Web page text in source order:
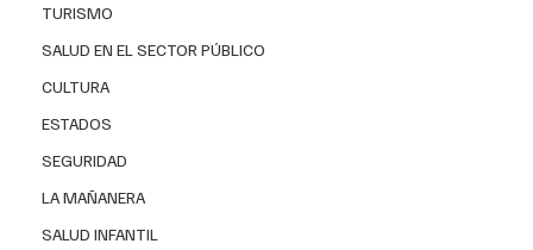
TURISMO
SALUD EN EL SECTOR PÚBLICO
CULTURA
ESTADOS
SEGURIDAD
LA MAÑANERA
SALUD INFANTIL